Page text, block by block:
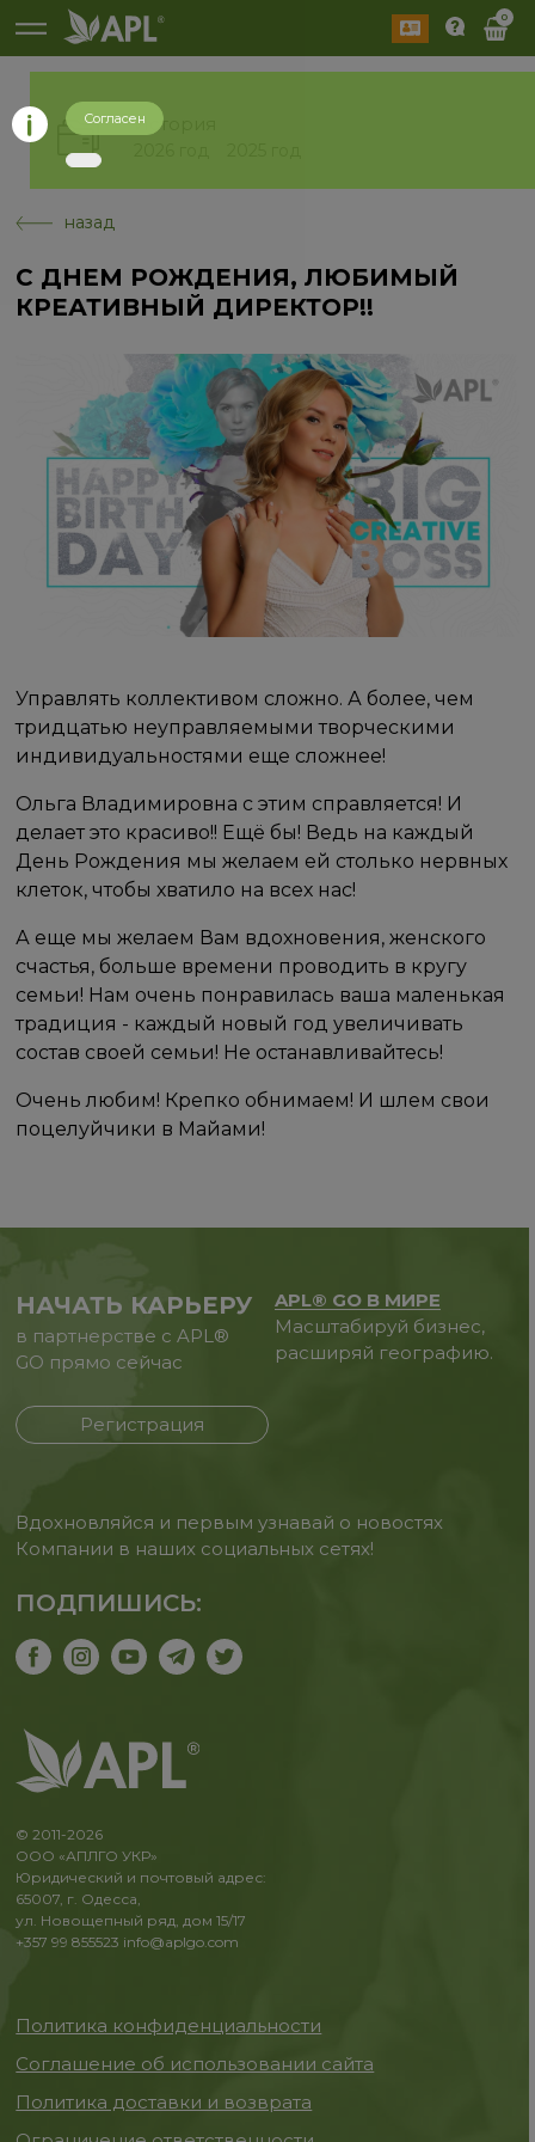
0
История
назад
С ДНЕМ РОЖДЕНИЯ, ЛЮБИМЫЙ
КРЕАТИВНЫЙ ДИРЕКТОР!!
Управлять коллективом сложно. А более, чем
тридцатью неуправляемыми творческими
индивидуальностями еще сложнее!
Ольга Владимировна с этим справляется! И
делает это красиво!! Ещё бы! Ведь на каждый
День Рождения мы желаем ей столько нервных
клеток, чтобы хватило на всех нас!
А еще мы желаем Вам вдохновения, женского
счастья, больше времени проводить в кругу
семьи! Нам очень понравилась ваша маленькая
традиция - каждый новый год увеличивать
состав своей семьи! Не останавливайтесь!
Очень любим! Крепко обнимаем! И шлем свои
поцелуйчики в Майами!
НАЧАТЬ КАРЬЕРУ
в партнерстве с APL®
GO прямо сейчас
Регистрация
APL® GO В МИРЕ
Масштабируй бизнес,
расширяй географию.
Вдохновляйся и первым узнавай о новостях
Компании в наших социальных сетях!
ПОДПИШИСЬ:
© 2011-2026
ООО «АПЛГО УКР»
Юридический и почтовый адрес:
65007, г. Одесса,
ул. Новощепный ряд, дом 15/17
+357 99 855523 info@aplgo.com
Политика конфиденциальности
Соглашение об использовании сайта
Политика доставки и возврата
Согласен